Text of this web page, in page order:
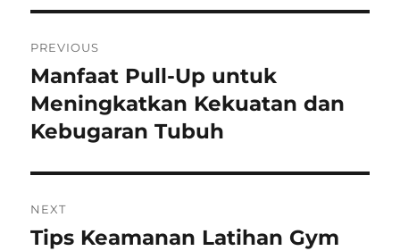
pos
PREVIOUS
Previous
post:
Manfaat Pull-Up untuk
Meningkatkan Kekuatan dan
Kebugaran Tubuh
NEXT
Next
Tips Keamanan Latihan Gym